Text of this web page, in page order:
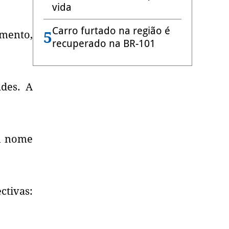
A
nome
vida
5Carro furtado na região é
recuperado na BR-101